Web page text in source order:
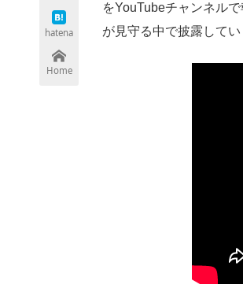
hatena
Home
をYouTubeチャンネル
が見守る中で披露して